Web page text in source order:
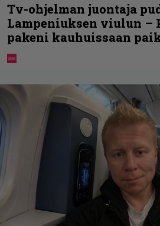
Tv-ohjelman juontaja
Lampeniuksen viulun –
pakeni kauhuissaan